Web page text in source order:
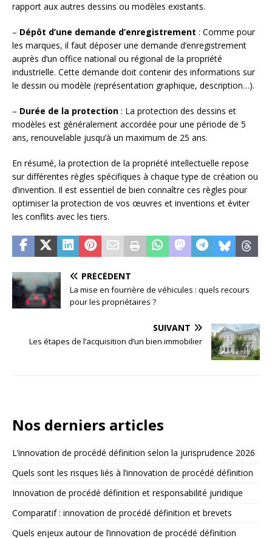
rapport aux autres dessins ou modèles existants.
– Dépôt d’une demande d’enregistrement : Comme pour
les marques, il faut déposer une demande d’enregistrement
auprès d’un office national ou régional de la propriété
industrielle. Cette demande doit contenir des informations sur
le dessin ou modèle (représentation graphique, description…).
– Durée de la protection : La protection des dessins et
modèles est généralement accordée pour une période de 5
ans, renouvelable jusqu’à un maximum de 25 ans.
En résumé, la protection de la propriété intellectuelle repose
sur différentes règles spécifiques à chaque type de création ou
d’invention. Il est essentiel de bien connaître ces règles pour
optimiser la protection de vos œuvres et inventions et éviter
les conflits avec les tiers.
PRÉCÉDENT
La mise en fourrière de véhicules : quels recours
pour les propriétaires ?
SUIVANT
Les étapes de l’acquisition d’un bien immobilier
Nos derniers articles
L’innovation de procédé définition selon la jurisprudence 2026
Quels sont les risques liés à l’innovation de procédé définition
Innovation de procédé définition et responsabilité juridique
Comparatif : innovation de procédé définition et brevets
Quels enjeux autour de l’innovation de procédé définition